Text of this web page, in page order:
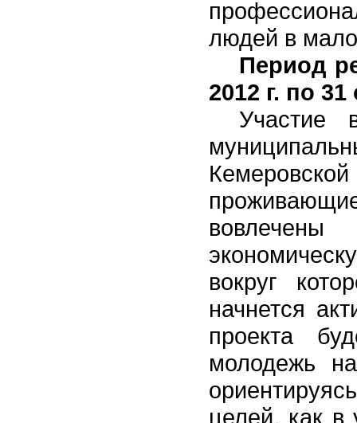
людей в
Период
2012 г. по 31
Участие
вокруг
начнется
проекта
молодежь
целей, как в